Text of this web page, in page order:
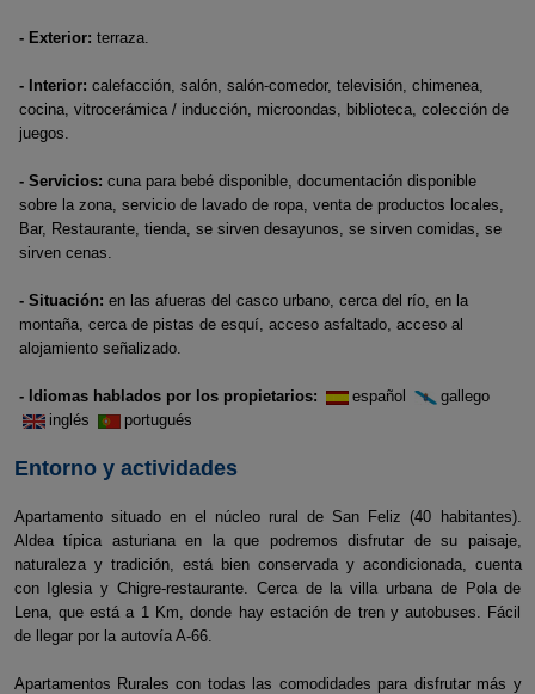
- Exterior: terraza.
- Interior: calefacción, salón, salón-comedor, televisión, chimenea,
cocina, vitrocerámica / inducción, microondas, biblioteca, colección de
juegos.
- Servicios: cuna para bebé disponible, documentación disponible
sobre la zona, servicio de lavado de ropa, venta de productos locales,
Bar, Restaurante, tienda, se sirven desayunos, se sirven comidas, se
sirven cenas.
- Situación: en las afueras del casco urbano, cerca del río, en la
montaña, cerca de pistas de esquí, acceso asfaltado, acceso al
alojamiento señalizado.
- Idiomas hablados por los propietarios: español
gallego
inglés
portugués
Entorno y actividades
Apartamento situado en el núcleo rural de San Feliz (40 habitantes).
Aldea típica asturiana en la que podremos disfrutar de su paisaje,
naturaleza y tradición, está bien conservada y acondicionada, cuenta
con Iglesia y Chigre-restaurante. Cerca de la villa urbana de Pola de
Lena, que está a 1 Km, donde hay estación de tren y autobuses. Fácil
de llegar por la autovía A-66.
Apartamentos Rurales con todas las comodidades para disfrutar más y